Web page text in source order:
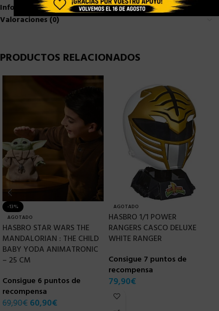
Información adicional
Valoraciones (0)
PRODUCTOS RELACIONADOS
-13%
AGOTADO
HASBRO STAR WARS THE
MANDALORIAN : THE CHILD
BABY YODA ANIMATRONIC
– 25 CM
Consigue 6 puntos de
recompensa
69,90€ 60,90€
AGOTADO
HASBRO 1/1 POWER
RANGERS CASCO DELUXE
WHITE RANGER
Consigue 7 puntos de
recompensa
79,90€